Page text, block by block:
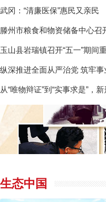
武冈：“清廉医保”惠民又亲民
滕州市粮食和物资储备中心召
玉山县岩瑞镇召开“五一”期间
纵深推进全面从严治党 筑牢
生态中国